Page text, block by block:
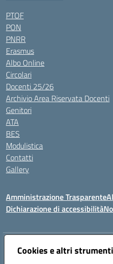
Cookies e altri
PTOF
PON
PNRR
Erasmus
Albo Online
Circolari
Docenti 25/26
Archivio Area Riservata Docenti
Genitori
ATA
BES
Modulistica
Contatti
Gallery
Amministrazione Trasparente
Dichiarazione di accessibilità
Indirizzo:Via Coniugi Crigna – Cap.